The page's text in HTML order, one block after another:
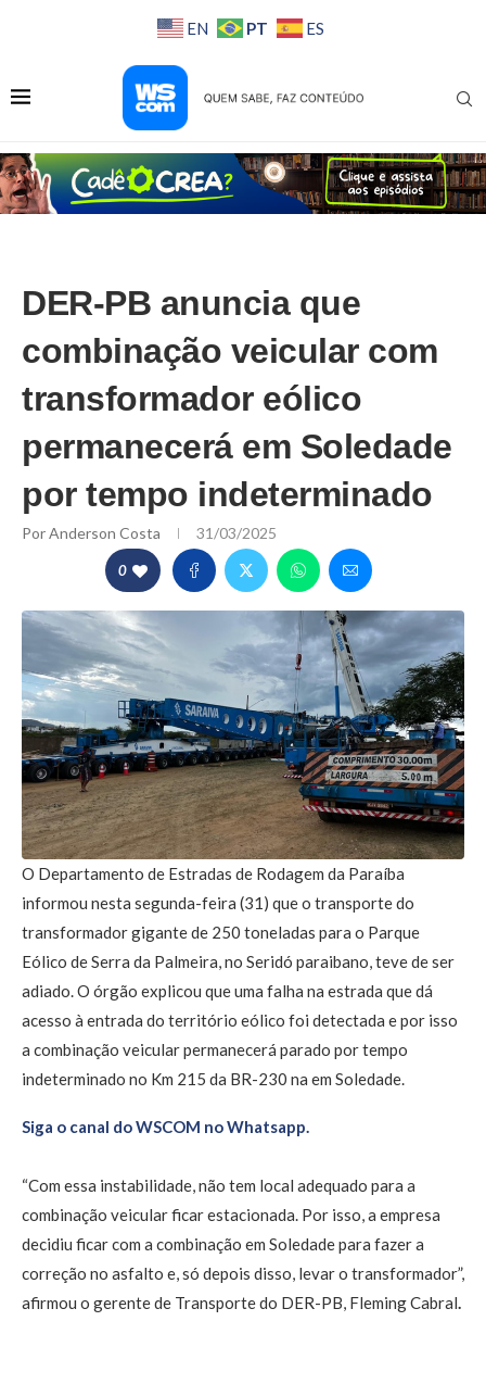
EN PT ES
DER-PB anuncia que
combinação veicular com
transformador eólico
permanecerá em Soledade
por tempo indeterminado
PorAnderson Costa 31/03/2025
0
O Departamento de Estradas de Rodagem da Paraíba
informou nesta segunda-feira (31) que o transporte do
transformador gigante de 250 toneladas para o Parque
Eólico de Serra da Palmeira, no Seridó paraibano, teve de ser
adiado. O órgão explicou que uma falha na estrada que dá
acesso à entrada do território eólico foi detectada e por isso
a combinação veicular permanecerá parado por tempo
indeterminado no Km 215 da BR-230 na em Soledade.
Siga o canal do WSCOM no Whatsapp.
“Com essa instabilidade, não tem local adequado para a
combinação veicular ficar estacionada. Por isso, a empresa
decidiu ficar com a combinação em Soledade para fazer a
correção no asfalto e, só depois disso, levar o transformador”,
afirmou o gerente de Transporte do DER-PB, Fleming Cabral.